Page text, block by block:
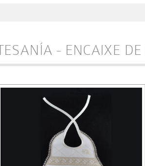
- ENCAIXE